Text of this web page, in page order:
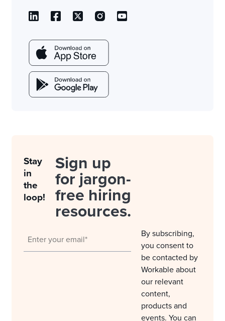
Stay
in
the
loop!
Sign up
for jargon-
free hiring
resources.
By subscribing,
you consent to
be contacted by
Workable about
our relevant
content,
products and
events. You can